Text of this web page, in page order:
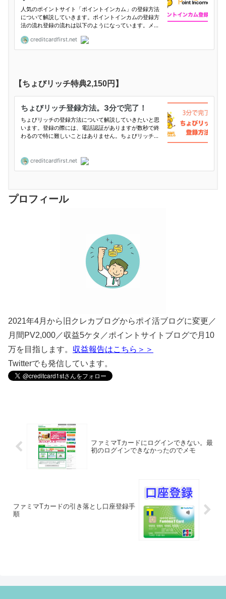
【ちょびリッチ特典2,150円】
プロフィール
2021年4月から旧クレカブログからポイ活ブログに変更／
月間PV2,000／収益5ケタ／ポイントサイトブログで月10
万を目指します。 収益報告はこちら＞＞
Twitterでも発信しています。
ファミマTカードにログインできない。最
初のログインできなかったのでメモ
ファミマTカードの引き落とし口座登録手
順